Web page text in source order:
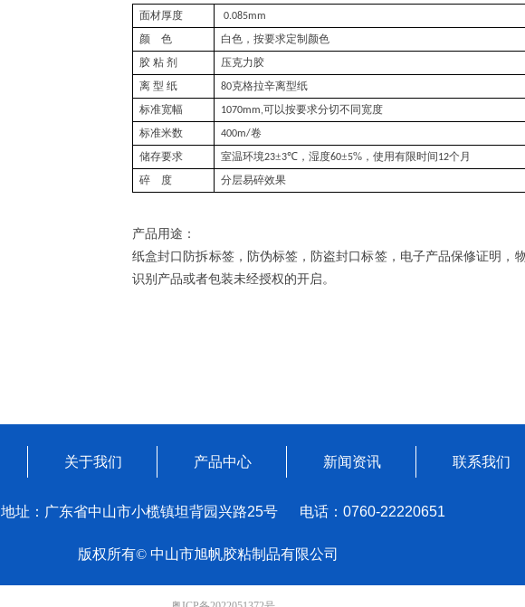
面材厚度 0.085mm
颜 色
白色，按要求定制颜色
胶 粘 剂
压克力胶
离 型 纸 80克格拉辛离型纸
标准宽幅
1070mm,可以按要求分切不同宽度
标准米数
400m/卷
储存要求
室温环境23±3℃ ，湿度60±5% ，使用有限时间 12个月
碎
度 分层易碎效果
产品用途：
纸盒封口防拆标签，防伪标签，防盗封口标签，电子产品保修证明，
识别产品或者包装未经授权的开启。
关于我们 产品中心 新闻资讯 联系我们
版权所有© 中山市旭帆胶粘制品有限公司
地址：广东省中山市小榄镇坦背园兴路25号 电话：0760-22220651